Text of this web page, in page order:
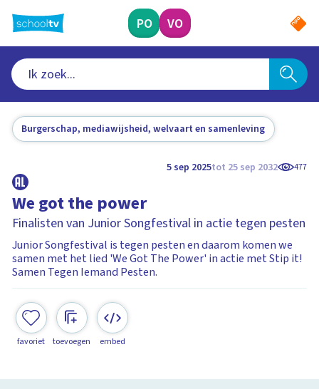
naar
hoofdinhoud
PO VO
Burgerschap, mediawijsheid, welvaart en samenleving
5 sep 2025tot 25 sep 2032 477
We got the power
Finalisten van Junior Songfestival in actie tegen pesten
Junior Songfestival is tegen pesten en daarom komen we
samen met het lied 'We Got The Power' in actie met Stip it!
Samen Tegen Iemand Pesten.
favoriet toevoegen embed